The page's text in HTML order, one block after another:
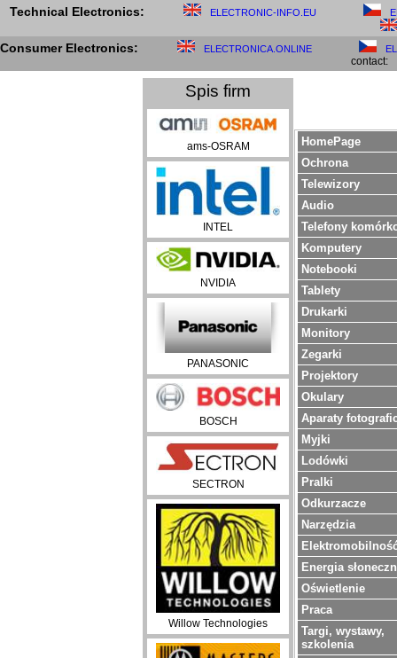
Technical Electronics: ELECTRONIC-INFO.EU
Consumer Electronics: ELECTRONICA.ONLINE
contact:
Spis firm
ams-OSRAM
INTEL
NVIDIA
PANASONIC
BOSCH
SECTRON
Willow Technologies
HomePage
Ochrona
Telewizory
Audio
Telefony
Komputery
Notebooki
Tablety
Drukarki
Monitory
Zegarki
Projektory
Okulary
Aparaty
Myjki
Lodówki
Pralki
Odkurzacze
Narzędzia
Energia
Oświetlenie
Praca
Targi, wystawy,
szkolenia